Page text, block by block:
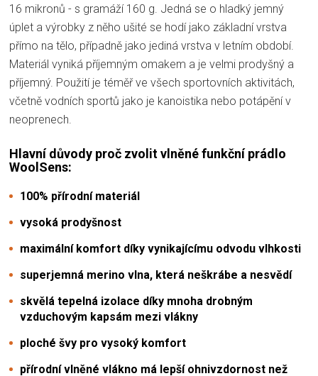
16 mikronů - s gramáží 160 g. Jedná se o hladký jemný
úplet a výrobky z něho ušité se hodí jako základní vrstva
přímo na tělo, případně jako jediná vrstva v letním období.
Materiál vyniká příjemným omakem a je velmi prodyšný a
příjemný. Použití je téměř ve všech sportovních aktivitách,
včetně vodních sportů jako je kanoistika nebo potápění v
neoprenech.
Hlavní důvody proč zvolit vlněné funkční prádlo
WoolSens:
100% přírodní materiál
vysoká prodyšnost
maximální komfort díky vynikajícímu odvodu vlhkosti
superjemná merino vlna, která neškrábe a nesvědí
skvělá tepelná izolace díky mnoha drobným
vzduchovým kapsám mezi vlákny
ploché švy pro vysoký komfort
přírodní vlněné vlákno má lepší ohnivzdornost než